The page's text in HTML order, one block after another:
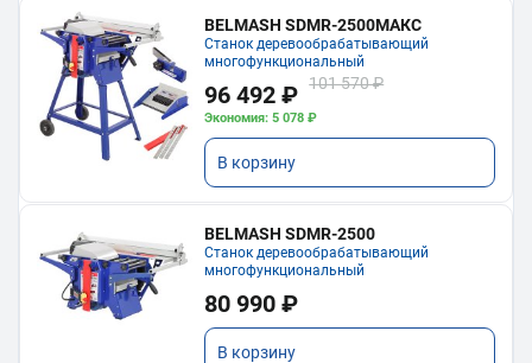
BELMASH SDMR-2500МАКС
Станок деревообрабатывающий
многофункциональный
96 492 ₽ 101 570 ₽
Экономия: 5 078 ₽
В корзину
BELMASH SDMR-2500
Станок деревообрабатывающий
многофункциональный
80 990 ₽
В корзину